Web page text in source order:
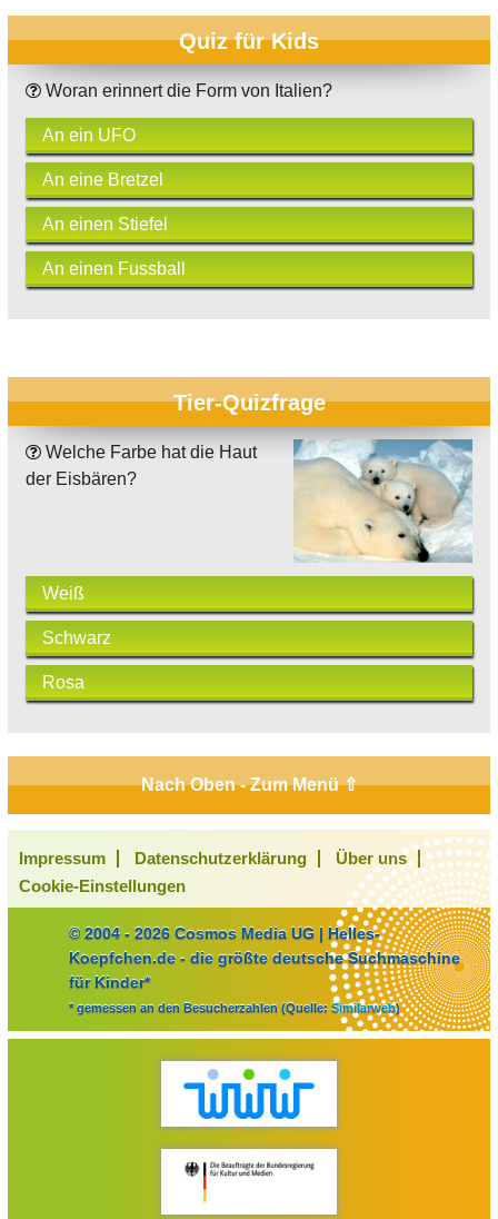
Quiz für Kids
Woran erinnert die Form von Italien?
An ein UFO
An eine Bretzel
An einen Stiefel
An einen Fussball
Tier-Quizfrage
Welche Farbe hat die Haut
der Eisbären?
Weiß
Schwarz
Rosa
Nach Oben - Zum Menü ⇧
Impressum Datenschutzerklärung
Über uns
Cookie-Einstellungen
© 2004 - 2026 Cosmos Media UG | Helles-
Koepfchen.de - die größte deutsche Suchmaschine
für Kinder*
* gemessen an den Besucherzahlen (Quelle: Similarweb)